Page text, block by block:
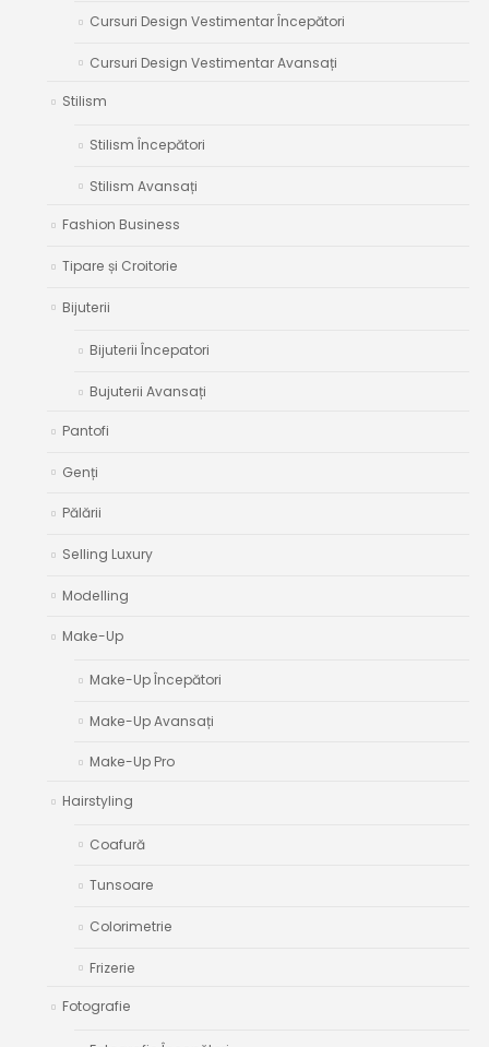
Cursuri Design Vestimentar Începători
Cursuri Design Vestimentar Avansați
Stilism
Stilism Începători
Stilism Avansați
Fashion Business
Tipare și Croitorie
Bijuterii
Bijuterii Începatori
Bujuterii Avansați
Pantofi
Genți
Pălării
Selling Luxury
Modelling
Make-Up
Make-Up Începători
Make-Up Avansați
Make-Up Pro
Hairstyling
Coafură
Tunsoare
Colorimetrie
Frizerie
Fotografie